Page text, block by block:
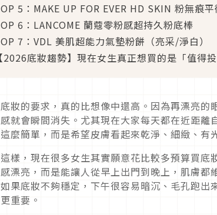
5：MAKE UP FOR EVER HD SKIN 粉無痕
6：LANCOME 蘭蔻零粉感超持久粉底棒
7：VDL 美肌超能力氣墊粉餅（亮采/淨白）
【2026底妝趨勢】現在女生真正想買的是「值得投
妝的要求，真的比想像中還高。因為再漂亮
就會瞬間消失。尤其現在大家每天都在近距
麼簡單，而是希望皮膚看起來乾淨、細緻、有
樣，現在很多女生其實願意花比較多預算買
漂亮，而是能讓人從早上出門到晚上，肌膚
果底妝不夠穩定，下午很容易暗沉、毛孔跑
重要。